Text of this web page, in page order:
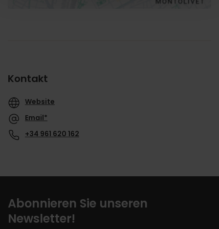
Kontakt
Website
Email*
+34 961 620 162
Abonnieren Sie unseren
Newsletter!